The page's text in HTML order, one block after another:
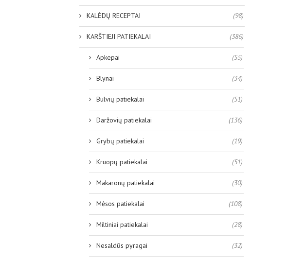
KALĖDŲ RECEPTAI (98)
KARŠTIEJI PATIEKALAI (386)
Apkepai (55)
Blynai (34)
Bulvių patiekalai (51)
Daržovių patiekalai (136)
Grybų patiekalai (19)
Kruopų patiekalai (51)
Makaronų patiekalai (30)
Mėsos patiekalai (108)
Miltiniai patiekalai (28)
Nesaldūs pyragai (32)